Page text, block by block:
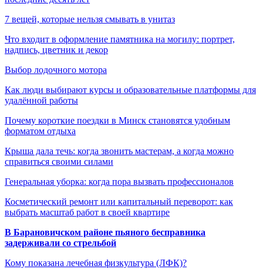
7 вещей, которые нельзя смывать в унитаз
Что входит в оформление памятника на могилу: портрет,
надпись, цветник и декор
Выбор лодочного мотора
Как люди выбирают курсы и образовательные платформы для
удалённой работы
Почему короткие поездки в Минск становятся удобным
форматом отдыха
Крыша дала течь: когда звонить мастерам, а когда можно
справиться своими силами
Генеральная уборка: когда пора вызвать профессионалов
Косметический ремонт или капитальный переворот: как
выбрать масштаб работ в своей квартире
В Барановичском районе пьяного бесправника
задерживали со стрельбой
Кому показана лечебная физкультура (ЛФК)?